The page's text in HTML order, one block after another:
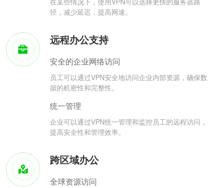
径，减少延迟，提高网速。
远程办公支持
安全的企业网络访问
员工可以通过VPN安全地访问企业内部资源，确保数
据的机密性和完整性。
统一管理
企业可以通过VPN统一管理和监控员工的远程访问，
提高安全性和管理效率。
跨区域办公
全球资源访问